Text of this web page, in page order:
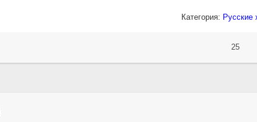
Категория: Русские
25